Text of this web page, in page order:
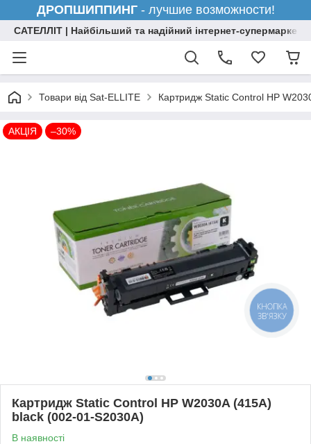
ДРОПШИППИНГ- лучшие возможности!
САТЕЛЛІТ | Найбільший та надійний інтернет-супермаркет
Товари від Sat-ELLITE Картридж Static Control HP
АКЦІЯ –30%
Картридж Static Control HP W2030A (415A)
black (002-01-S2030A)
В наявності
КНОПКА
ЗВ'ЯЗКУ